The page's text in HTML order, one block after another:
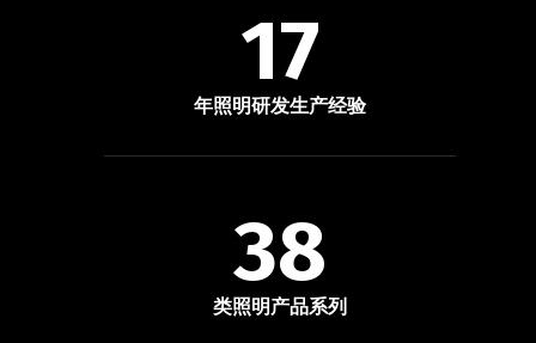
17
年照明研发生产经验
38
类照明产品系列